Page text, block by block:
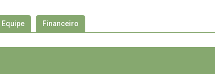
Equipe Financeiro